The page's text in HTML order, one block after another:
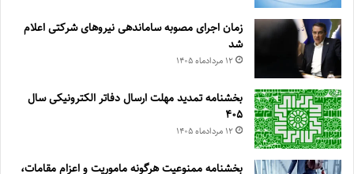
زمان اجرای مصوبه ساماندهی نیروهای شرکتی اعلام
شد
۱۲ مرداد‌ماه ۱۴۰۵
بخشنامه تمدید مهلت ارسال دفاتر الکترونیکی سال
۴۰۵
۱۲ مرداد‌ماه ۱۴۰۵
بخشنامه ممنوعیت هرگونه ماموریت و اعزام مقامات،